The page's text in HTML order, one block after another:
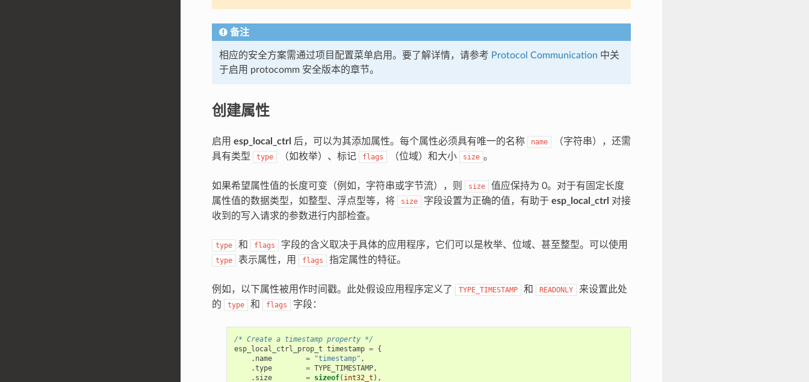
备注
相应的安全方案需通过项目配置菜单启用。要了解详情，请参考 Protocol Communication 中关
于启用 protocomm 安全版本的章节。
创建属性
启用 esp_local_ctrl 后，可以为其添加属性。每个属性必须具有唯一的名称 name
（字符串），还需
具有类型
type （如枚举）、标记 flags （位域）和大小 size 。
如果希望属性值的长度可变（例如，字符串或字节流），则 size
值应保持为 0。对于有固定长度
属性值的数据类型，如整型、浮点型等，将
size 字段设置为正确的值，有助于 esp_local_ctrl 对接
收到的写入请求的参数进行内部检查。
type 和 flags 字段的含义取决于具体的应用程序，它们可以是枚举、位域、甚至整型。可以使用
type 表示属性，用 flags 指定属性的特征。
例如，以下属性被用作时间戳。此处假设应用程序定义了 TYPE_TIMESTAMP 和 READONLY
来设置此处
的
type 和 flags 字段：
/* Create a timestamp property */
esp_local_ctrl_prop_t timestamp = {
. name = "timestamp" ,
.type = TYPE_TIMESTAMP,
. size = sizeof( int32_t ),